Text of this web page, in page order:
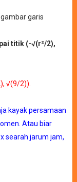
garis
titik (-√(r²/2),
√(9/2)).
kayak persamaan
Atau biar
searah jarum jam,